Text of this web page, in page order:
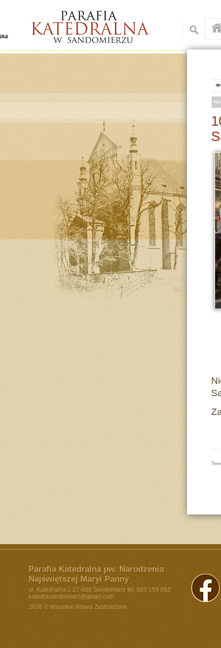
Parafia Katedralna pw. Narodzenia
Najświętszej Maryi Panny
ul. Katedralna 1 27-600 Sandomierz tel. 603 159 062
katedrasandomierz@gmail.com
2026 © Wszelkie Prawa Zastrzeżone